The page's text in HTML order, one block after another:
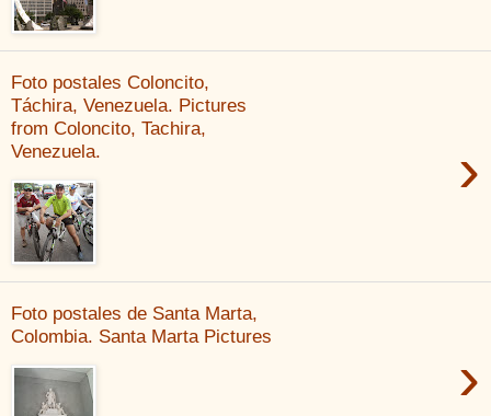
Foto postales Coloncito,
Táchira, Venezuela. Pictures
from Coloncito, Tachira,
Venezuela.
›
Foto postales de Santa Marta,
Colombia. Santa Marta Pictures
›